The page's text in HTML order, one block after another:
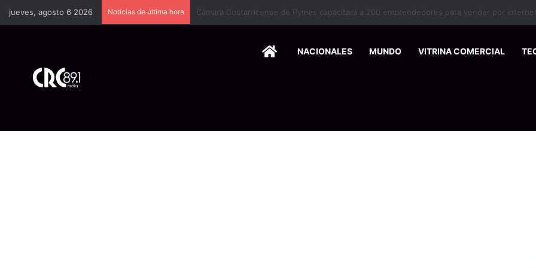
jueves, agosto 6 2026 Noticias de última hora Adultos mayores en estado de vulnerabilidad en San Carlos reciben beneficios gratuitos
HOMENACIONALES MUNDO VITRINA COMERCIAL